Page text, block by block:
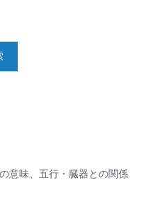
意味、五行・臓器との関係